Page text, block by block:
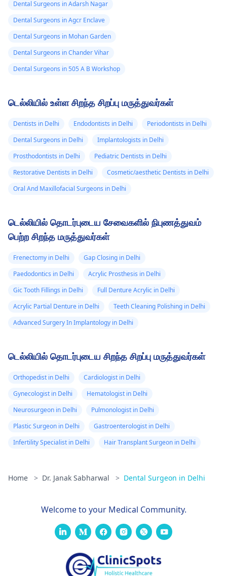
Dental Surgeons in Adarsh Nagar
Dental Surgeons in Agcr Enclave
Dental Surgeons in Mohan Garden
Dental Surgeons in Chander Vihar
Dental Surgeons in 505 A B Workshop
டெல்லியில் உள்ள சிறந்த சிறப்பு மருத்துவர்கள்
Dentists in Delhi Endodontists in Delhi
Periodontists in Delhi
Dental Surgeons in Delhi
Implantologists in Delhi
Prosthodontists in Delhi
Pediatric Dentists in Delhi
Restorative Dentists in Delhi
Cosmetic/aesthetic Dentists in Delhi
Oral And Maxillofacial Surgeons in Delhi
டெல்லியில் தொடர்புடைய சேவைகளில் நிபுணத்துவம்
பெற்ற சிறந்த மருத்துவர்கள்
Frenectomy in Delhi
Gap Closing in Delhi
Paedodontics in Delhi
Acrylic Prosthesis in Delhi
Gic Tooth Fillings in Delhi
Full Denture Acrylic in Delhi
Acrylic Partial Denture in Delhi
Teeth Cleaning Polishing in Delhi
Advanced Surgery In Implantology in Delhi
டெல்லியில் தொடர்புடைய சிறந்த சிறப்பு மருத்துவர்கள்
Orthopedist in Delhi
Cardiologist in Delhi
Gynecologist in Delhi
Hematologist in Delhi
Neurosurgeon in Delhi
Pulmonologist in Delhi
Plastic Surgeon in Delhi
Gastroenterologist in Delhi
Infertility Specialist in Delhi
Hair Transplant Surgeon in Delhi
Home > Dr. Janak Sabharwal > Dental Surgeon in Delhi
Welcome to your Medical Community.